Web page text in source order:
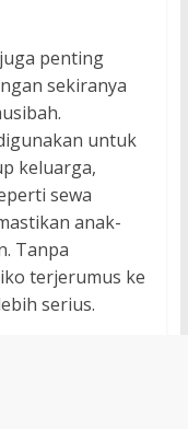
penting
sekiranya
untuk
keluarga,
sewa
anak-
Tanpa
terjerumus ke
serius.